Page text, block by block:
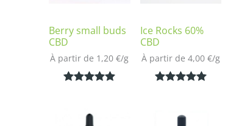
Berry small buds
CBD
À partir de 1,20€/g
basé sur
Ice Rocks 60%
CBD
À partir de 4,00 €/g
basé sur